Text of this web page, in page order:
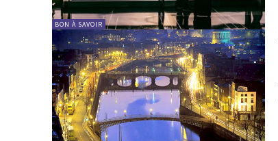
BON À SAVOIR